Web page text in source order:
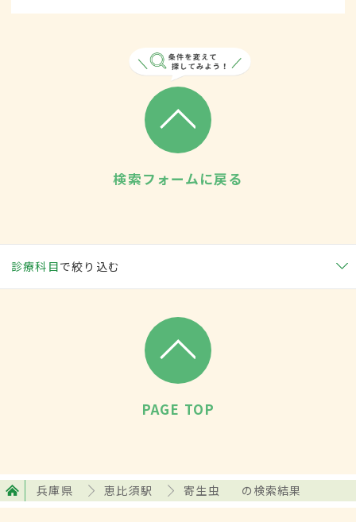
検索フォームに戻る
診療科目で絞り込む
PAGE TOP
兵庫県 恵比須駅 寄生虫 の検索結果